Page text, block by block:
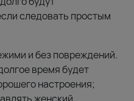
следовать простым
и без повреждений.
время будет
настроения;